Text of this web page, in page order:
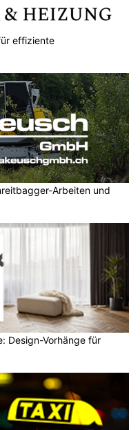
effiziente
Arbeiten und
Design-Vorhänge für